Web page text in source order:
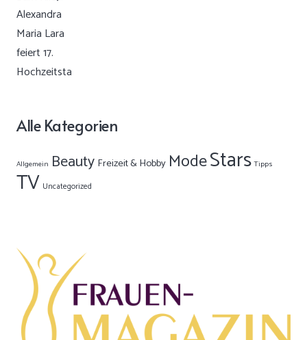
Alle Kategorien
Allgemein Beauty Freizeit & Hobby ModeStars Tipps
TV Uncategorized